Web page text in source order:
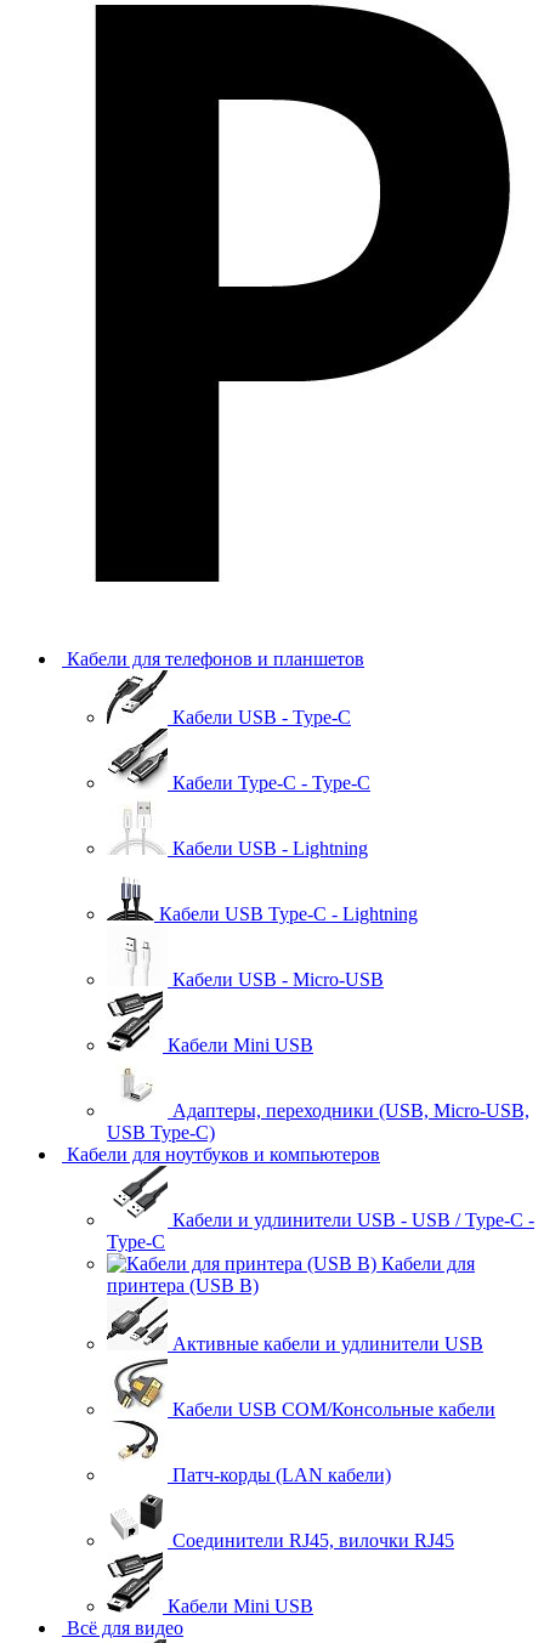
Кабели для телефонов и планшетов
Кабели USB - Type-C
Кабели Type-C - Type-C
Кабели USB - Lightning
Кабели USB Type-C - Lightning
Кабели USB - Micro-USB
Кабели Mini USB
Адаптеры, переходники (USB, Micro-USB,
USB Type-C)
Кабели для ноутбуков и компьютеров
Кабели и удлинители USB - USB / Type-C -
Type-C
Кабели для
принтера (USB B)
Активные кабели и удлинители USB
Кабели USB COM/Консольные кабели
Патч-корды (LAN кабели)
Соединители RJ45, вилочки RJ45
Кабели Mini USB
Всё для видео